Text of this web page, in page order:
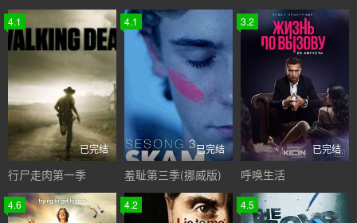
4.1
已完结
行尸走肉第一季
4.1
已完结
羞耻第三季(挪威版)
3.2
已完结
呼唤生活
4.6 4.2 4.5